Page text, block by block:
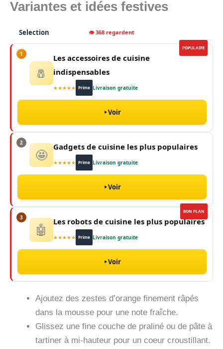
Variantes et idées festives
Selection 👁 368 regardent
POPULAIRE
1
🧂
Les accessoires de cuisine
indispensables
★★★★★ Prime Livraison gratuite
Voir
2
🤩 Gadgets de cuisine les plus populaires
★★★★★ Prime Livraison gratuite
Voir
BON PLAN
3
🤖 Les robots de cuisine les plus populaires
★★★★★ Prime Livraison gratuite
Voir
Ajoutez des zestes d’orange finement râpés
dans la mousse pour une note fraîche.
Glissez une fine couche de praliné ou de pâte à
tartiner à mi-hauteur pour un coeur croustillant.